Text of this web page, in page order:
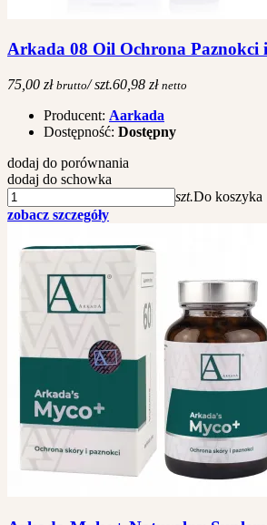
Arkada 08 Oil Ochrona Paznokci
75,00 zł brutto/ szt.60,98 zł netto
Producent: Aarkada
Dostępność: Dostępny
dodaj do porównania
dodaj do schowka
szt.Do koszyka
zobacz szczegóły